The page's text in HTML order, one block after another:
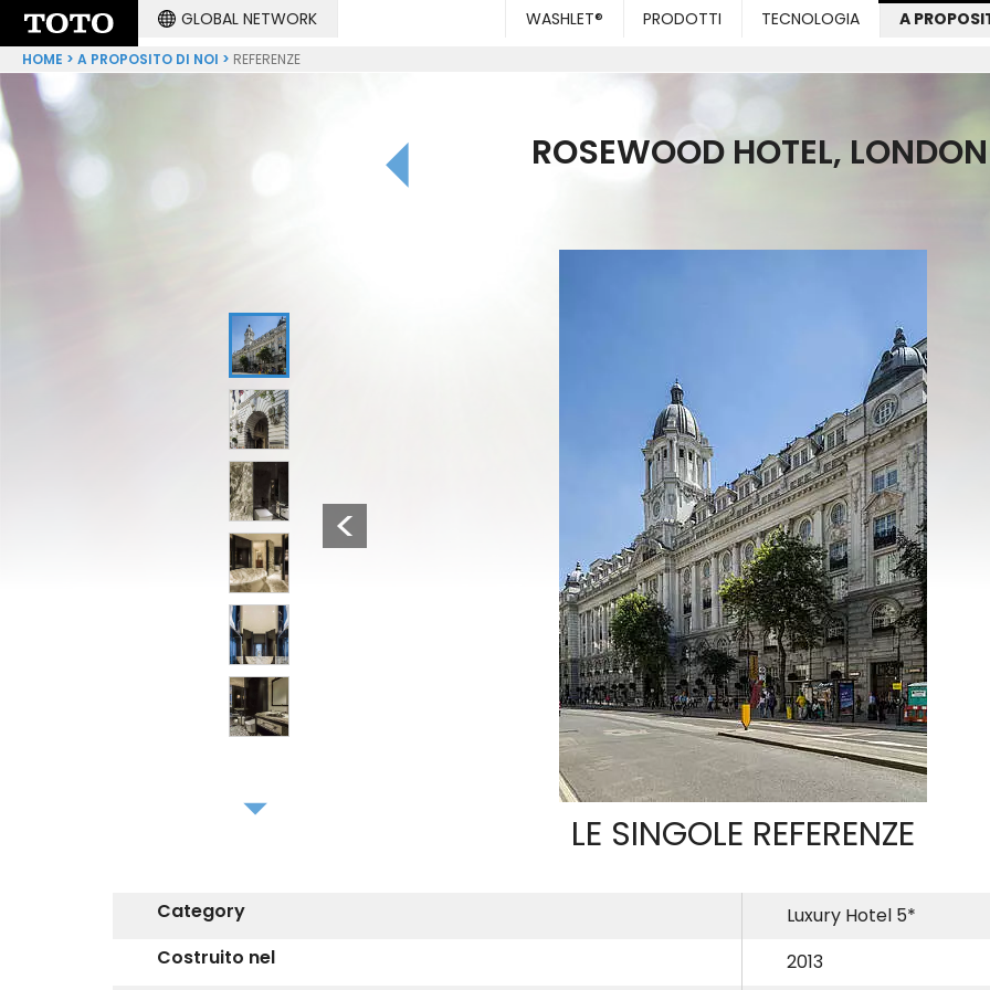
GLOBAL NETWORK WASHLET® PRODOTTI TECNOLOGIA A
HOME A PROPOSITO DI NOI REFERENZE
ROSEWOOD HOTEL, LONDON
Previous
1
2
4
5
6
LE SINGOLE REFERENZE
Category
Luxury Hotel 5*
Costruito nel
2013